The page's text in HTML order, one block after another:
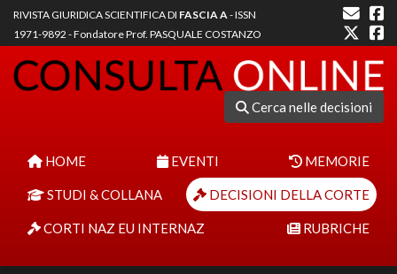
RIVISTA GIURIDICA SCIENTIFICA DI FASCIA A- ISSN
1971-9892 - Fondatore Prof. PASQUALE COSTANZO
Cerca nelle decisioni
HOME EVENTI MEMORIE
STUDI & COLLANA DECISIONI DELLA CORTE
CORTI NAZ EU INTERNAZ RUBRICHE